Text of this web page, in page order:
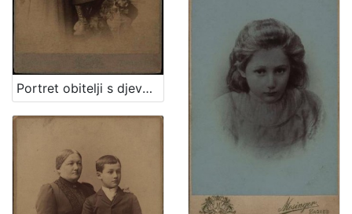
Portret obitelji s djevojčicom u sredini / Mosinger & Breyer